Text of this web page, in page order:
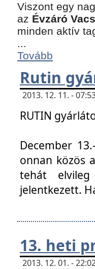
Viszont egy
az Évzáró
minden aktív
...
Tovább
Rutin
2013. 12. 11. -
RUTIN
December
onnan közös
tehát
jelentkezett.
13. heti
2013. 12. 01. -